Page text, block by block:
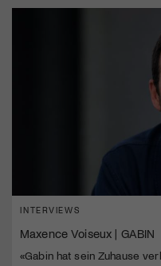
INTERVIEWS
Maxence Voiseux | GABIN
«Gabin hat sein Zuhause